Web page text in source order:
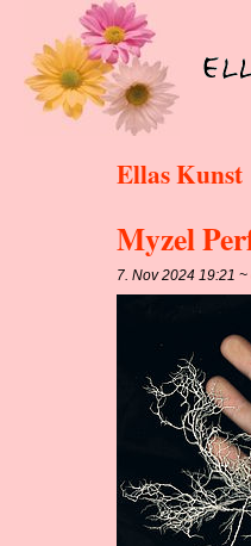
Ellas Kunst
Myzel
7. Nov 2024 19:21 ~